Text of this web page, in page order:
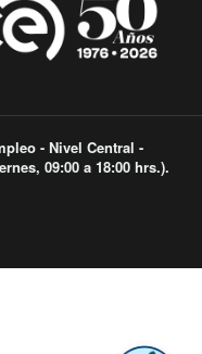
- Nivel Central -
09:00 a 18:00 hrs.).